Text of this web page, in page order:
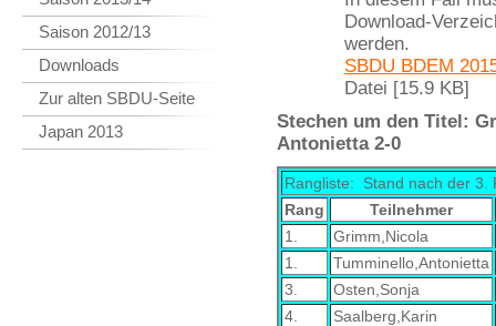
Saison 2012/13
Downloads
Zur alten SBDU-Seite
Japan 2013
Download-
werden.
SBDU BDEM
Datei [15.9 KB]
Stechen um den Titel:
Antonietta 2-0
Rangliste: Stand nach der 3.
Rang
Teilnehmer
1.
Grimm,Nicola
1.
Tumminello,Antonietta
3.
Osten,Sonja
4.
Saalberg,Karin